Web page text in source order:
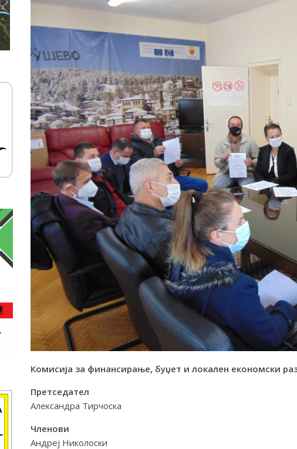
Комисија за финансирање, буџет и локален економски
Претседател
Александра Тирчоска
Членови
Андреј Николоски